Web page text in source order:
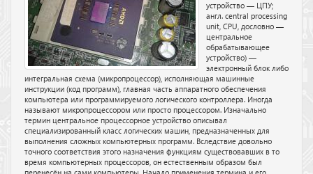
устройство — ЦПУ;
англ. central processing
unit, CPU, дословно —
центральное
обрабатывающее
устройство) —
электронный блок либо
интегральная схема (микропроцессор), исполняющая машинные
инструкции (код программ), главная часть аппаратного обеспечения
компьютера или программируемого логического контроллера. Иногда
называют микропроцессором или просто процессором. Изначально
термин центральное процессорное устройство описывал
специализированный класс логических машин, предназначенных для
выполнения сложных компьютерных программ. Вследствие довольно
точного соответствия этого назначения функциям существовавших в то
время компьютерных процессоров, он естественным образом был